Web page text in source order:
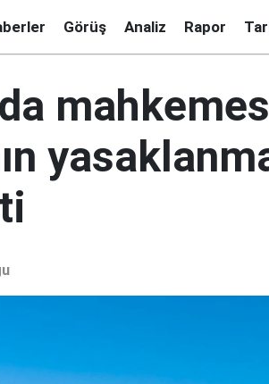
Görüş Analiz Rapor